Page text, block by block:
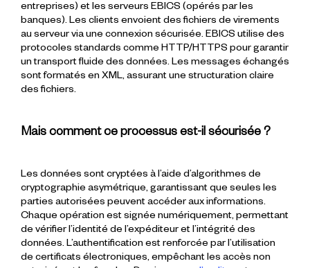
entreprises) et les serveurs EBICS (opérés par les
banques). Les clients envoient des fichiers de virements
au serveur via une connexion sécurisée. EBICS utilise des
protocoles standards comme HTTP/HTTPS pour garantir
un transport fluide des données. Les messages échangés
sont formatés en XML, assurant une structuration claire
des fichiers.
Mais comment ce processus est-il sécurisée ?
Les données sont cryptées à l’aide d’algorithmes de
cryptographie asymétrique, garantissant que seules les
parties autorisées peuvent accéder aux informations.
Chaque opération est signée numériquement, permettant
de vérifier l’identité de l’expéditeur et l’intégrité des
données. L’authentification est renforcée par l’utilisation
de certificats électroniques, empêchant les accès non